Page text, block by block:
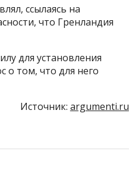
ссылаясь на
что Гренландия
для установления
о том, что для него
Источник: argumenti.ru